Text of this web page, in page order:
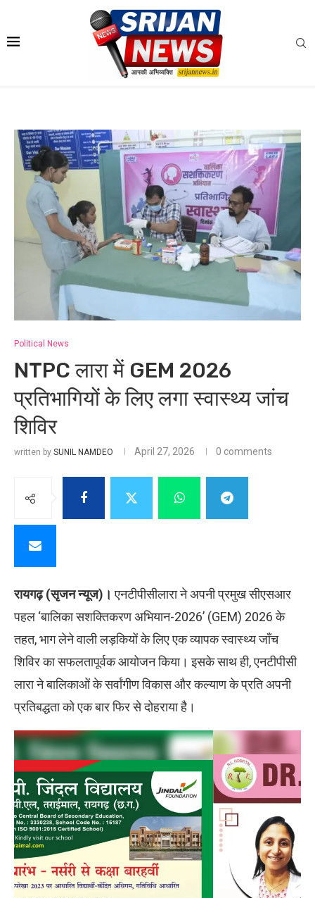
Political News
NTPC लारा में GEM 2026
प्रतिभागियों के लिए लगा स्वास्थ्य जांच
शिविर
written by SUNIL NAMDEO April 27, 2026 0 comments
रायगढ़ (सृजन न्यूज)। एनटीपीसीलारा ने अपनी प्रमुख सीएसआर
पहल ‘बालिका सशक्तिकरण अभियान-2026’ (GEM) 2026 के
तहत, भाग लेने वाली लड़कियों के लिए एक व्यापक स्वास्थ्य जाँच
शिविर का सफलतापूर्वक आयोजन किया। इसके साथ ही, एनटीपीसी
लारा ने बालिकाओं के सर्वांगीण विकास और कल्याण के प्रति अपनी
प्रतिबद्धता को एक बार फिर से दोहराया है।